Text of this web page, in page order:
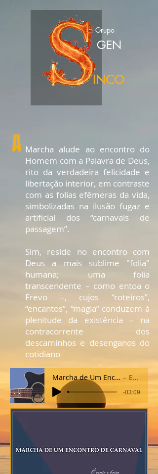
Grupo
INCO
GEN
Marcha alude ao encontro do
Homem com a Palavra de Deus,
rito da verdadeira felicidade e
libertação interior, em contraste
com as folias efêmeras da vida,
simbolizadas na ilusão fugaz e
artificial dos “carnavais de
passagem”.
Sim, reside no encontro com
Deus a mais sublime "folia"
humana; uma folia
transcendente – como entoa o
Frevo –, cujos “roteiros”,
“encantos”, “magia” conduzem à
plenitude da existência – na
contracorrente dos
descaminhos e desenganos do
cotidiano
A
Marcha de Um Encontro de Carnaval e Frêvo Amazônico (música incidental Edilberto Barreiros
-03:09